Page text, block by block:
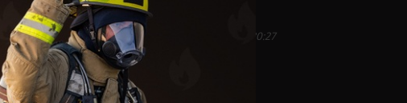
Inscrit depuis le 04/05/2021 à 18:35
Informations mises à jour le 17/12/2023 à 20:27